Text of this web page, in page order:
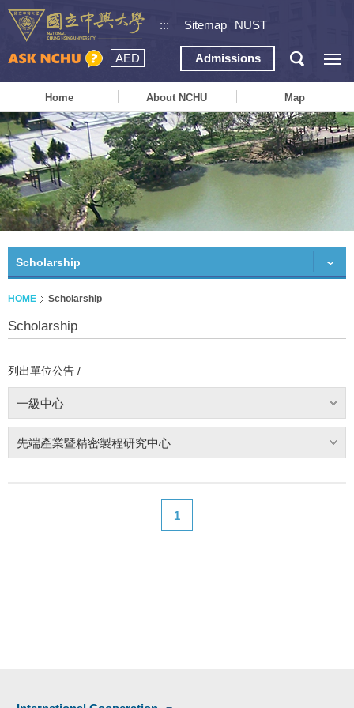
::: Sitemap NUST
AED Admissions
Home About NCHU Map
Scholarship
HOME Scholarship
Scholarship
列出單位公告 /
一級中心
先端產業暨精密製程研究中心
1